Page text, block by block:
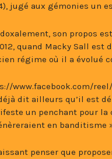
jugé aux gémonies un
son propos
quand Macky Sall est
régime où il a évolué
www.facebook.com/reel/
dit ailleurs qu’il est
un penchant pour
en banditisme
penser que